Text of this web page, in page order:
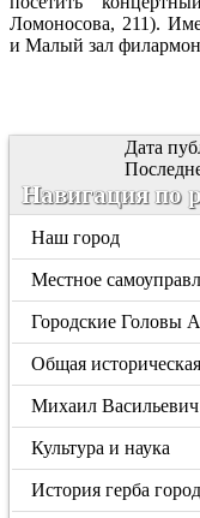
Ломоносова, 211).
и Малый зал
Дата
Навигация по
Наш город
Местное
Городские Головы
Общая
Михаил
Культура и наука
История герба